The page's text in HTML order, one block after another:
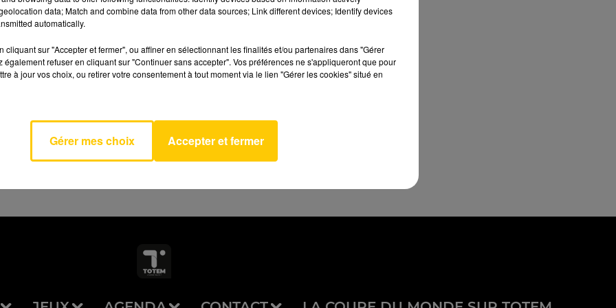
AVEYRON NORD
data; Match and combine data from other data sources; Link different devices; Identify devices
automatically.
cliquant sur "Accepter et fermer", ou affiner en sélectionnant les finalités et/ou partenaires dans "Gérer
également refuser en cliquant sur "Continuer sans accepter". Vos préférences ne s'appliqueront que pour
à jour vos choix, ou retirer votre consentement à tout moment via le lien "Gérer les cookies" situé en
Gérer mes choix Accepter et fermer